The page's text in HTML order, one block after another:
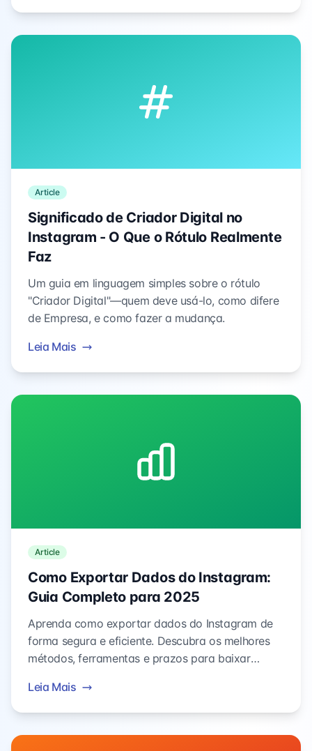
Article
Significado de Criador Digital no
Instagram - O Que o Rótulo Realmente
Faz
Um guia em linguagem simples sobre o rótulo
"Criador Digital"—quem deve usá-lo, como difere
de Empresa, e como fazer a mudança.
Leia Mais
Article
Como Exportar Dados do Instagram:
Guia Completo para 2025
Aprenda como exportar dados do Instagram de
forma segura e eficiente. Descubra os melhores
métodos, ferramentas e prazos para baixar
Instagram.
Leia Mais